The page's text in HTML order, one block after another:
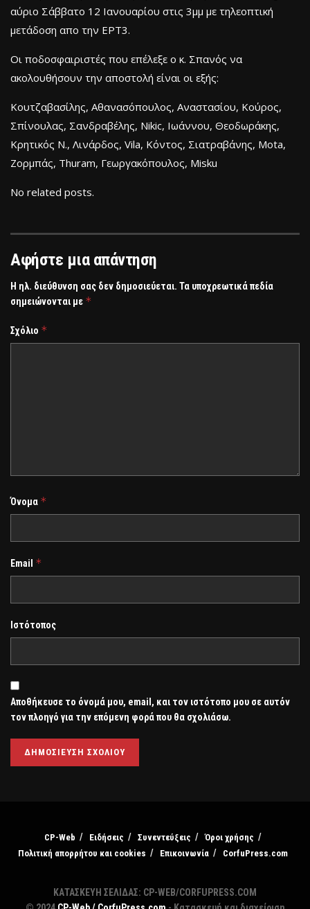
αύριο Σάββατο 12 Ιανουαρίου στις 3μμ με τηλεοπτική
μετάδοση απο την ΕΡΤ3.
Οι ποδοσφαιριστές που επέλεξε ο κ. Σπανός να
ακολουθήσουν την αποστολή είναι οι εξής:
Κουτζαβασίλης, Αθανασόπουλος, Αναστασίου, Κούρος,
Σπίνουλας, Σανδραβέλης, Nikic, Ιωάννου, Θεοδωράκης,
Κρητικός Ν., Λινάρδος, Vila, Κόντος, Σιατραβάνης, Mota,
Ζορμπάς, Thuram, Γεωργακόπουλος, Misku
No related posts.
Αφήστε μια απάντηση
Η ηλ. διεύθυνση σας δεν δημοσιεύεται. Τα υποχρεωτικά πεδία
σημειώνονται με *
Σχόλιο *
Όνομα *
Email *
Ιστότοπος
Αποθήκευσε το όνομά μου, email, και τον ιστότοπο μου σε αυτόν
τον πλοηγό για την επόμενη φορά που θα σχολιάσω.
CP-Web Ειδήσεις Συνεντεύξεις
Όροι χρήσης
Πολιτική απορρήτου και cookies
Επικοινωνία CorfuPress.com
ΚΑΤΑΣΚΕΥΗ ΣΕΛΙΔΑΣ: CP-WEB/CORFUPRESS.COM